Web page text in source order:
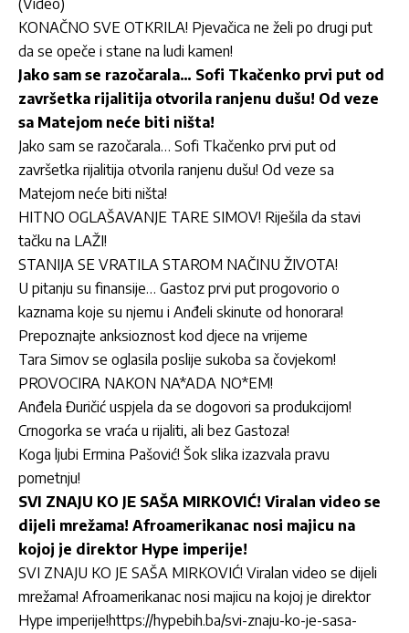
KONAČNO SVE OTKRILA! Pjevačica ne želi po drugi put
da se opeče i stane na ludi kamen!
Jako sam se razočarala… Sofi Tkačenko prvi put od
završetka rijalitija otvorila ranjenu dušu! Od veze
sa Matejom neće biti ništa!
Jako sam se razočarala… Sofi Tkačenko prvi put od
završetka rijalitija otvorila ranjenu dušu! Od veze sa
Matejom neće biti ništa!
HITNO OGLAŠAVANJE TARE SIMOV! Riješila da stavi
tačku na LAŽI!
STANIJA SE VRATILA STAROM NAČINU ŽIVOTA!
U pitanju su finansije… Gastoz prvi put progovorio o
kaznama koje su njemu i Anđeli skinute od honorara!
Prepoznajte anksioznost kod djece na vrijeme
Tara Simov se oglasila poslije sukoba sa čovjekom!
PROVOCIRA NAKON NA*ADA NO*EM!
Anđela Đuričić uspjela da se dogovori sa produkcijom!
Crnogorka se vraća u rijaliti, ali bez Gastoza!
Koga ljubi Ermina Pašović! Šok slika izazvala pravu
pometnju!
SVI ZNAJU KO JE SAŠA MIRKOVIĆ! Viralan video se
dijeli mrežama! Afroamerikanac nosi majicu na
kojoj je direktor Hype imperije!
SVI ZNAJU KO JE SAŠA MIRKOVIĆ! Viralan video se dijeli
mrežama! Afroamerikanac nosi majicu na kojoj je direktor
Hype imperije!https://hypebih.ba/svi-znaju-ko-je-sasa-